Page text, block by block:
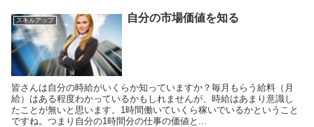
スキルアップ 自分の市場価値を知る
皆さんは自分の時給がいくらか知っていますか？毎月もらう給料（月
給）はある程度わかっているかもしれませんが、時給はあまり意識し
たことが無いと思います。1時間働いていくら稼いでいるかということ
ですね。つまり自分の1時間分の仕事の価値と...